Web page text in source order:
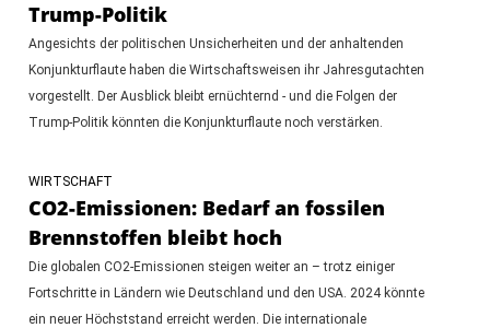
Trump-Politik
Angesichts der politischen Unsicherheiten und der anhaltenden
Konjunkturflaute haben die Wirtschaftsweisen ihr Jahresgutachten
vorgestellt. Der Ausblick bleibt ernüchternd - und die Folgen der
Trump-Politik könnten die Konjunkturflaute noch verstärken.
WIRTSCHAFT
CO2-Emissionen: Bedarf an fossilen
Brennstoffen bleibt hoch
Die globalen CO2-Emissionen steigen weiter an – trotz einiger
Fortschritte in Ländern wie Deutschland und den USA. 2024 könnte
ein neuer Höchststand erreicht werden. Die internationale